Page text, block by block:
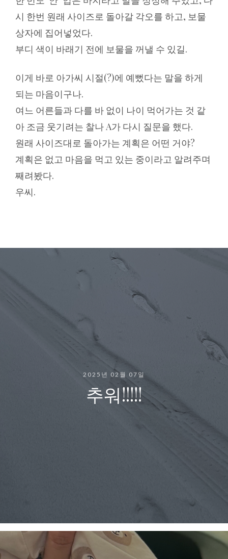
시 한번 원래 사이즈로 돌아갈 각오를 하고, 보물
상자에 집어넣었다.
부디 색이 바래기 전에 보물을 꺼낼 수 있길.
이게 바로 아가씨 시절(?)에 예뻤다는 말을 하게
되는 마음이구나.
여느 어른들과 다를 바 없이 나이 먹어가는 것 같
아 조금 웃기려는 찰나 A가 다시 질문을 했다.
원래 사이즈대로 돌아가는 계획은 어떤 거야?
계획은 없고 마음을 먹고 있는 중이라고 알려주며
째려봤다.
우씨.
2025년 02월 07일
추워!!!!!